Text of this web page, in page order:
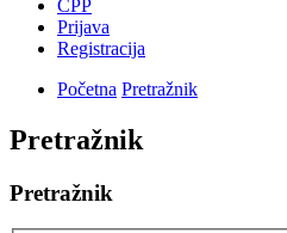
ČPP
Prijava
Registracija
Početna Pretražnik
Pretražnik
Pretražnik